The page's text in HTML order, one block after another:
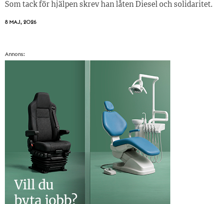
Som tack för hjälpen skrev han låten Diesel och solidaritet.
8 MAJ, 2026
Annons: